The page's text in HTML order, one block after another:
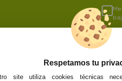
NOSOTROS
Respetamos tu
site utiliza cookies técnicas